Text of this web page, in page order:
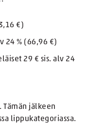
€)
24 % (66,96 €)
29 € sis. alv 24
Tämän jälkeen
lippukategoriassa.